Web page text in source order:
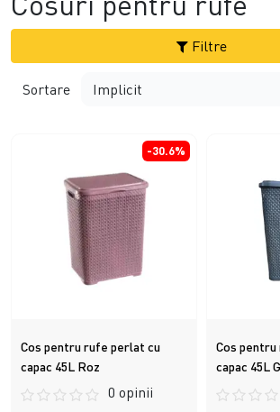
Filtre
Sortare
-30.6%
Cos pentru rufe perlat cu
capac 45L Roz
0 opinii
Cos
capac 45L